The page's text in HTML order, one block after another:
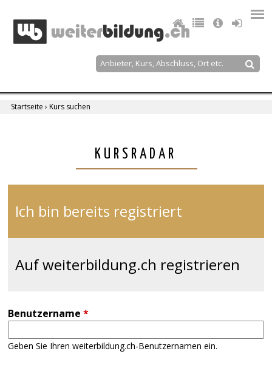
navigation
Suche
Startseite › Kurs suchen
KURSRADAR
Ich bin bereits registriert
Auf weiterbildung.ch registrieren
Benutzername*
Geben Sie Ihren weiterbildung.ch-Benutzernamen ein.